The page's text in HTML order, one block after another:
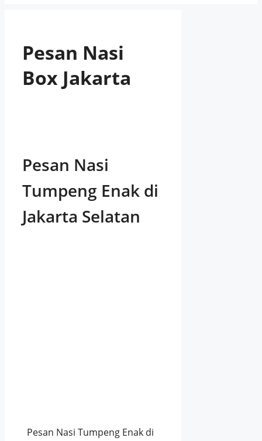
Pesan Nasi
Box Jakarta
Pesan Nasi
Tumpeng Enak di
Jakarta Selatan
Pesan Nasi Tumpeng Enak di